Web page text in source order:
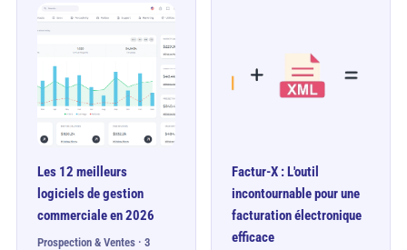
Les 12 meilleurs
logiciels de gestion
commerciale en 2026
Prospection & Ventes · 3
Factur-X : L'outil
incontournable pour une
facturation électronique
efficace